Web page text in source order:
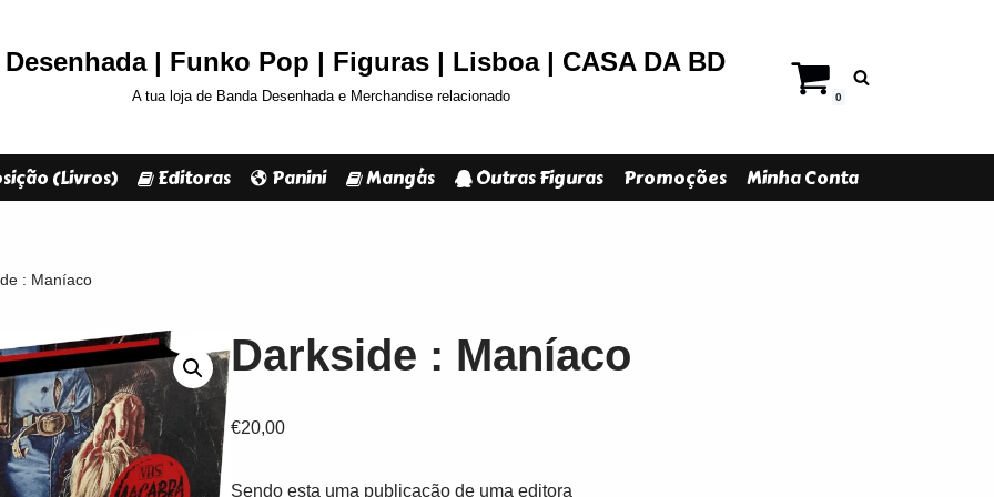
| Funko Pop | Figuras | Lisboa | CASA DA BD
A tua loja de Banda Desenhada e Merchandise relacionado 0
(Livros) Editoras Panini Mangás Outras Figuras Promoções Minha Conta
: Maníaco
Darkside : Maníaco
€20,00
Sendo esta uma publicação de uma editora